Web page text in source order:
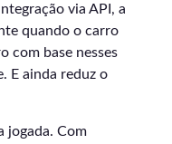
via API, a
quando o carro
com base nesses
E ainda reduz o
jogada. Com